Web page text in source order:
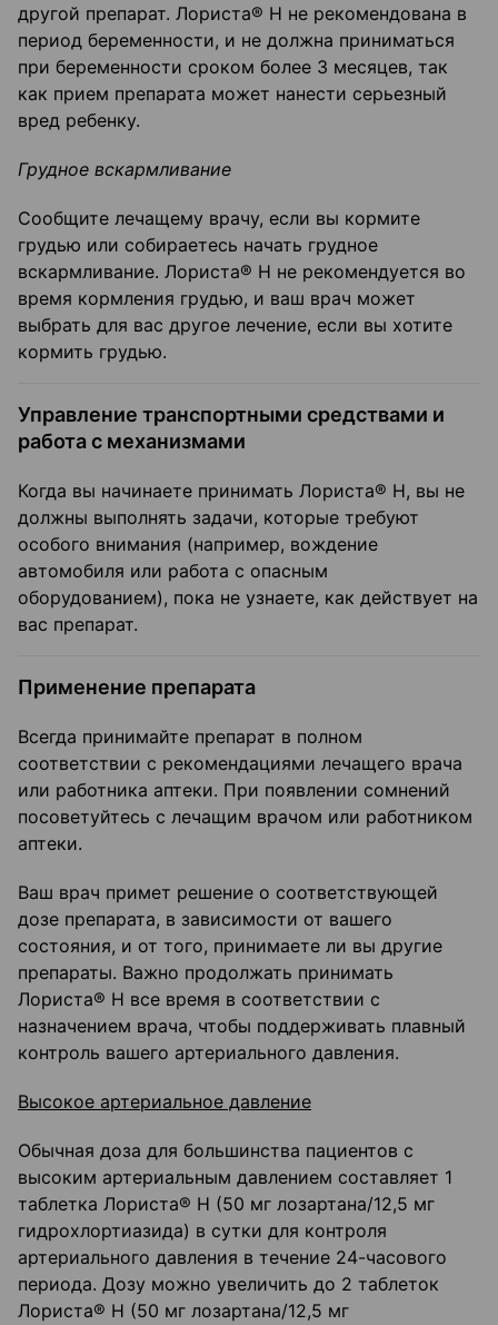
другой препарат. Лориста® Н не рекомендована в
период беременности, и не должна приниматься
при беременности сроком более 3 месяцев, так
как прием препарата может нанести серьезный
вред ребенку.
Грудное вскармливание
Сообщите лечащему врачу, если вы кормите
грудью или собираетесь начать грудное
вскармливание. Лориста® Н не рекомендуется во
время кормления грудью, и ваш врач может
выбрать для вас другое лечение, если вы хотите
кормить грудью.
Управление транспортными средствами и
работа с механизмами
Когда вы начинаете принимать Лориста® Н, вы не
должны выполнять задачи, которые требуют
особого внимания (например, вождение
автомобиля или работа с опасным
оборудованием), пока не узнаете, как действует на
вас препарат.
Применение препарата
Всегда принимайте препарат в полном
соответствии с рекомендациями лечащего врача
или работника аптеки. При появлении сомнений
посоветуйтесь с лечащим врачом или работником
аптеки.
Ваш врач примет решение о соответствующей
дозе препарата, в зависимости от вашего
состояния, и от того, принимаете ли вы другие
препараты. Важно продолжать принимать
Лориста® Н все время в соответствии с
назначением врача, чтобы поддерживать плавный
контроль вашего артериального давления.
Высокое артериальное давление
Обычная доза для большинства пациентов с
высоким артериальным давлением составляет 1
таблетка Лориста® Н (50 мг лозартана/12,5 мг
гидрохлортиазида) в сутки для контроля
артериального давления в течение 24-часового
периода. Дозу можно увеличить до 2 таблеток
Лориста® Н (50 мг лозартана/12,5 мг